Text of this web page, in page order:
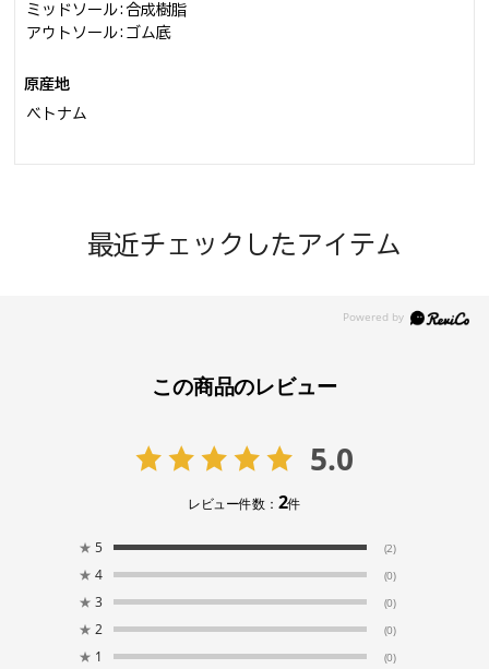
ミッドソール:合成樹脂
アウトソール:ゴム底
原産地
ベトナム
最近チェックしたアイテム
この商品のレビュー
5.0
レビュー件数：2件
★ 5 (2)
★ 4 (0)
★ 3 (0)
★ 2 (0)
★ 1 (0)